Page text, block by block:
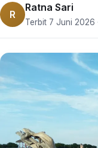
R
Ratna Sari
Terbit 7 Juni 2026